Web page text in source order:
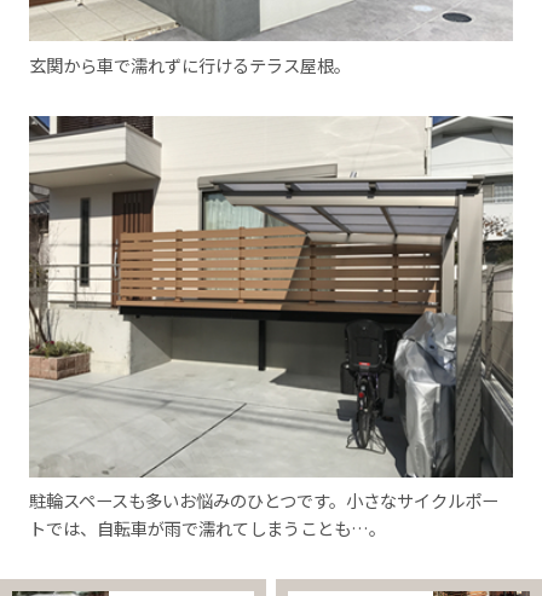
玄関から車で濡れずに行けるテラス屋根。
駐輪スペースも多いお悩みのひとつです。小さなサイクルポー
トでは、自転車が雨で濡れてしまうことも…。